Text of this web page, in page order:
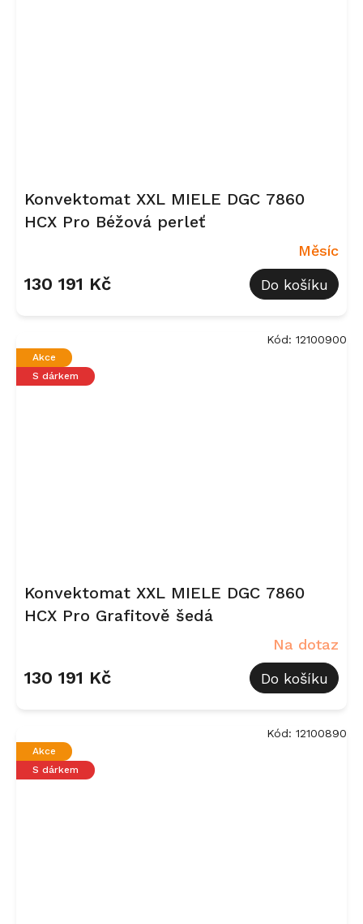
Konvektomat XXL MIELE DGC 7860
HCX Pro Béžová perleť
Měsíc
130 191 Kč Do košíku
Akce
S dárkem
Konvektomat XXL MIELE DGC 7860
HCX Pro Grafitově šedá
Na dotaz
130 191 Kč Do košíku
Kód: 12100900
Akce
S dárkem
Kód: 12100890